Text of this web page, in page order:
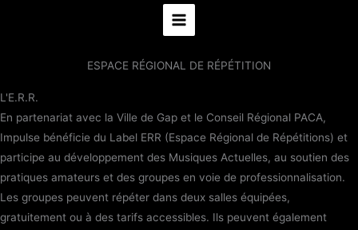
ESPACE RÉGIONAL DE RÉPÉTITION
L'E.R.R.
En partenariat avec la Ville de Gap et le Conseil Régional PACA,
Impulse bénéficie du Label ERR (Espace Régional de Répétitions) et
participe au développement des Musiques Actuelles, au soutien des
pratiques amateurs et des groupes en voie de professionnalisation.
Les groupes peuvent répéter dans deux salles équipées,
gratuitement ou à des tarifs accessibles. Ils peuvent également